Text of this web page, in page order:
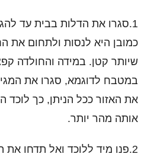
1.סגרו את הדלות בבית עד
כמובן היא לנסות ולתחום את
שיותר קטן. במידה והחולדה
במטבח לדוגמא, סגרו את
את האזור ככל הניתן, כך לוכד
אותה מהר יותר.
2.פנו מיד ללוכד ואל תדחו את